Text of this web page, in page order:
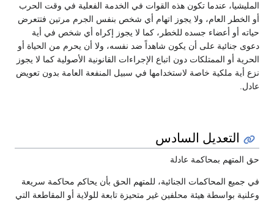
المليشيا، عندما تكون هذه القوات في الخدمة الفعلية في وقت الحرب
أو الخطر العام، ولا يجوز اتهام أي شخص بنفس الجرم مرتين فتتعرض
حياته أو أعضاء جسده للخطر، كما لا يجوز إكراه أي شخص في أية
دعوى جنائية على أن يكون شاهداً ضد نفسه، ولا أن يحرم من الحياة أو
الحرية أو الممتلكات دون اتباع الإجراءات القانونية الأصولية كما لا يجوز
نزع أية ملكية خاصة لاستخدامها في سبيل المنفعة العامة بدون تعويض
عادل.
التعديل السادس
حق المتهم بمحاكمة عادلة
في جميع المحاكمات الجنائية، للمتهم الحق بأن يحاكم محاكمة سريعة
وعلنية بواسطة هيئة محلفين غير متحيزة تابعة للولاية أو المقاطعة التي